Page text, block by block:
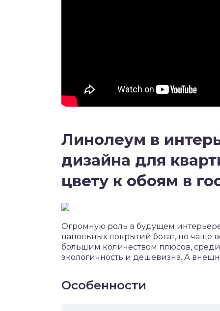
Линолеум в
дизайна для
цвету к обоям в
Огромную роль в будущем
напольных покрытий богат, но чаще
большим количеством плюсов, среди
экологичность и дешевизна. А
Особенности